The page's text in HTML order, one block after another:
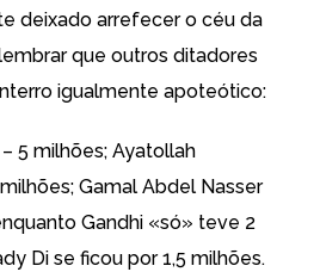
deixado arrefecer o céu da
que outros ditadores
igualmente apoteótico:
5 milhões; Ayatollah
Gamal Abdel Nasser
Gandhi «só» teve 2
Di se ficou por 1,5 milhões.